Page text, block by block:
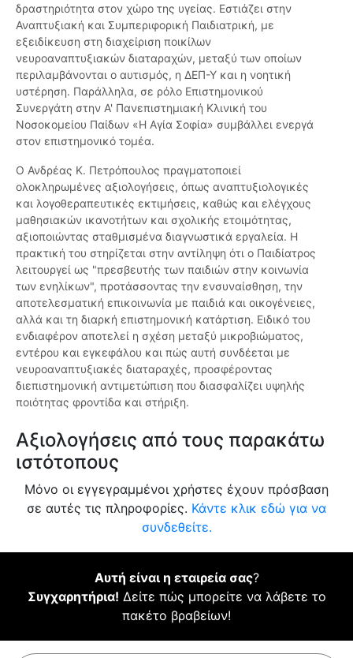
δραστηριότητα στον χώρο της υγείας. Εστιάζει στην
Αναπτυξιακή και Συμπεριφορική Παιδιατρική, με
εξειδίκευση στη διαχείριση ποικίλων
νευροαναπτυξιακών διαταραχών, μεταξύ των οποίων
περιλαμβάνονται ο αυτισμός, η ΔΕΠ-Υ και η νοητική
υστέρηση. Παράλληλα, σε ρόλο Επιστημονικού
Συνεργάτη στην Α' Πανεπιστημιακή Κλινική του
Νοσοκομείου Παίδων «Η Αγία Σοφία» συμβάλλει ενεργά
στον επιστημονικό τομέα.
Ο Ανδρέας Κ. Πετρόπουλος πραγματοποιεί
ολοκληρωμένες αξιολογήσεις, όπως αναπτυξιολογικές
και λογοθεραπευτικές εκτιμήσεις, καθώς και ελέγχους
μαθησιακών ικανοτήτων και σχολικής ετοιμότητας,
αξιοποιώντας σταθμισμένα διαγνωστικά εργαλεία. Η
πρακτική του στηρίζεται στην αντίληψη ότι ο Παιδίατρος
λειτουργεί ως "πρεσβευτής των παιδιών στην κοινωνία
των ενηλίκων", προτάσσοντας την ενσυναίσθηση, την
αποτελεσματική επικοινωνία με παιδιά και οικογένειες,
αλλά και τη διαρκή επιστημονική κατάρτιση. Ειδικό του
ενδιαφέρον αποτελεί η σχέση μεταξύ μικροβιώματος,
εντέρου και εγκεφάλου και πώς αυτή συνδέεται με
νευροαναπτυξιακές διαταραχές, προσφέροντας
διεπιστημονική αντιμετώπιση που διασφαλίζει υψηλής
ποιότητας φροντίδα και στήριξη.
Αξιολογήσεις από τους παρακάτω
ιστότοπους
Μόνο οι εγγεγραμμένοι χρήστες έχουν πρόσβαση
σε αυτές τις πληροφορίες. Κάντε κλικ εδώ για να
συνδεθείτε.
Αυτή είναι η εταιρεία σας?
Συγχαρητήρια! Δείτε πώς μπορείτε να λάβετε το
πακέτο βραβείων!